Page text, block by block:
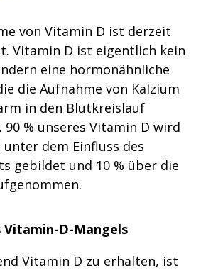
von Vitamin D ist derzeit
Vitamin D ist eigentlich kein
eine hormonähnliche
die Aufnahme von Kalzium
in den Blutkreislauf
% unseres Vitamin D wird
dem Einfluss des
gebildet und 10 % über die
Vitamin-D-Mangels
Vitamin D zu erhalten, ist